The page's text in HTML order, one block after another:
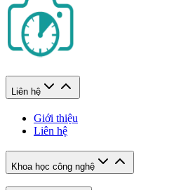
Liên hệ
Giới thiệu
Liên hệ
Khoa học công nghệ